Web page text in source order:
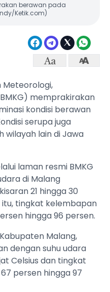
berawan pada
Ketik.com)
Meteorologi,
memprakirakan
kondisi berawan
serupa juga
wilayah lain di Jawa
laman resmi BMKG
di Malang
21 hingga 30
itu, tingkat kelembapan
hingga 96 persen.
Malang,
dengan suhu udara
Celsius dan tingkat
persen hingga 97